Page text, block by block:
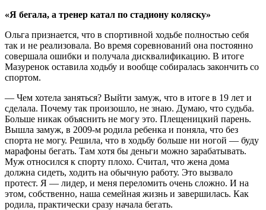
«Я бегала, а тренер катал по стадиону коляску»
Ольга признается, что в спортивной ходьбе полностью себя
так и не реализовала. Во время соревнований она постоянно
совершала ошибки и получала дисквалификацию. В итоге
Мазуренок оставила ходьбу и вообще собиралась закончить со
спортом.
— Чем хотела заняться? Выйти замуж, что в итоге в 19 лет и
сделала. Почему так произошло, не знаю. Думаю, что судьба.
Больше никак объяснить не могу это. Плещеницкий парень.
Вышла замуж, в 2009-м родила ребенка и поняла, что без
спорта не могу. Решила, что в ходьбу больше ни ногой — буду
марафоны бегать. Там хотя бы деньги можно зарабатывать.
Муж относился к спорту плохо. Считал, что жена дома
должна сидеть, ходить на обычную работу. Это вызвало
протест. Я — лидер, и меня переломить очень сложно. И на
этом, собственно, наша семейная жизнь и завершилась. Как
родила, практически сразу начала бегать.